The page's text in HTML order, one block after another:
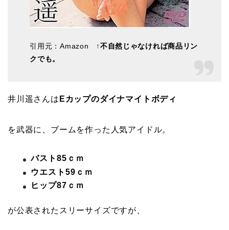
引用元：Amazon ↑不自然じゃなければ商品リン
クでも。
井川遥さんは Eカップのダイナマイトボディ
を武器に、ブームを作った人気アイドル。
バスト85ｃｍ
ウエスト59ｃｍ
ヒップ87ｃｍ
が公表されたスリーサイズですが、